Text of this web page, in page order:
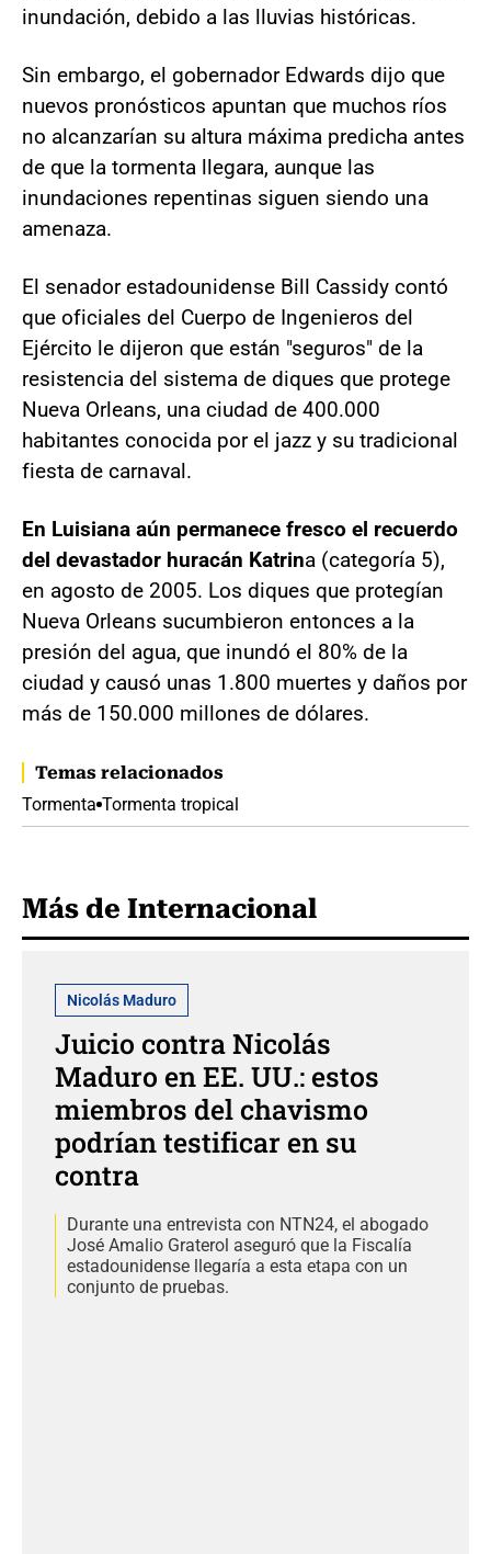
inundación, debido a las lluvias históricas.
Sin embargo, el gobernador Edwards dijo que
nuevos pronósticos apuntan que muchos ríos
no alcanzarían su altura máxima predicha antes
de que la tormenta llegara, aunque las
inundaciones repentinas siguen siendo una
amenaza.
El senador estadounidense Bill Cassidy contó
que oficiales del Cuerpo de Ingenieros del
Ejército le dijeron que están "seguros" de la
resistencia del sistema de diques que protege
Nueva Orleans, una ciudad de 400.000
habitantes conocida por el jazz y su tradicional
fiesta de carnaval.
En Luisiana aún permanece fresco el recuerdo
del devastador huracán Katrina (categoría 5),
en agosto de 2005. Los diques que protegían
Nueva Orleans sucumbieron entonces a la
presión del agua, que inundó el 80% de la
ciudad y causó unas 1.800 muertes y daños por
más de 150.000 millones de dólares.
Temas relacionados
Tormenta Tormenta tropical
Más de Internacional
Nicolás Maduro
Juicio contra Nicolás
Maduro en EE. UU.: estos
miembros del chavismo
podrían testificar en su
contra
Durante una entrevista con NTN24, el abogado
José Amalio Graterol aseguró que la Fiscalía
estadounidense llegaría a esta etapa con un
conjunto de pruebas.